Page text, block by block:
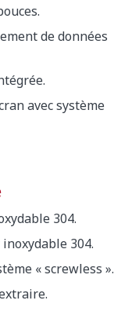
de données
avec système
304.
304.
« screwless ».